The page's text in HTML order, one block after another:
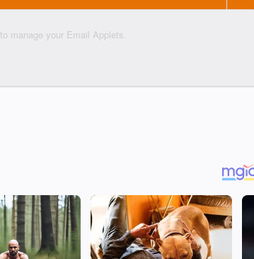
manage your Email Applets.